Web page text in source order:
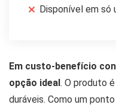
Disponível em só
Em custo-benefício
opção ideal. O produto
duráveis. Como um